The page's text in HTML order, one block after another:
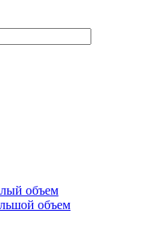
объем
объем